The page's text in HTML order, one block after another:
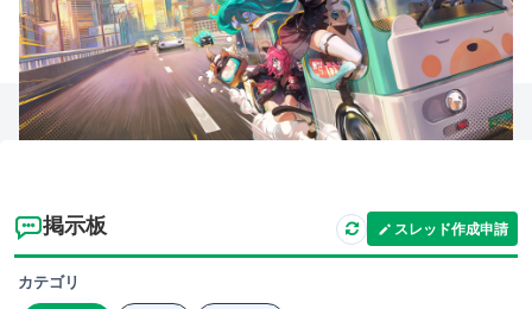
掲示板 スレッド作成申請
カテゴリ